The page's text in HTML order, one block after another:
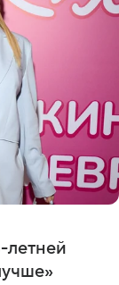
летней